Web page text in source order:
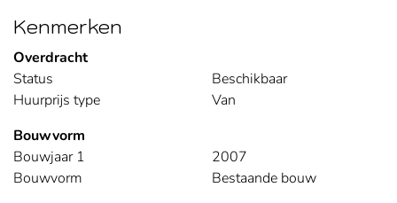
Kenmerken
Overdracht
Status
Beschikbaar
Huurprijs type
Van
Bouwvorm
Bouwjaar 1
2007
Bouwvorm
Bestaande bouw